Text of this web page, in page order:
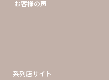
お客様の声
系列店サイト